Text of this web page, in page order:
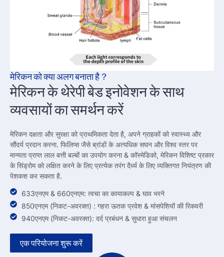
मेरिकन को क्या अलग बनाता है？
मेरिकन के थेरेपी बेड इनोवेशन के साथ
व्यवसायों का समर्थन करें
मेरिकन दक्षता और सुरक्षा को प्राथमिकता देता है, अपने ग्राहकों को स्वास्थ्य और
सौंदर्य प्रदान करना. फिलिप्स जैसे ब्रांडों के अत्यधिक सघन और विश्व स्तर पर
मान्यता प्राप्त लाल बत्ती बल्बों का उपयोग करना & कॉस्मेडिको, मेरिकन विशिष्ट प्रकार
के सिंड्रोम को लक्षित करने के लिए प्रत्येक तरंग दैर्ध्य के लिए व्यक्तिगत नियंत्रण की
पेशकश कर सकता है.
633एनएम & 660एनएम: त्वचा का कायाकल्प & घाव भरने
850एनएम (निकट-अवरक्त) : गहरा ऊतक प्रवेश & मांसपेशियों की रिकवरी
940एनएम (निकट-अवरक्त): दर्द प्रबंधन & सुधारा हुआ संचलन
एक परियोजना शुरू करें